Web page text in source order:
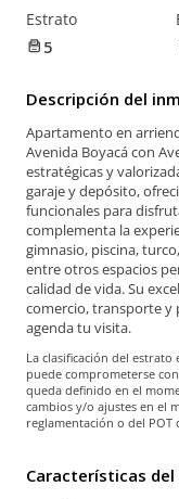
Estrato
5
Descripción del
Apartamento en
Avenida Boyacá con
estratégicas y
garaje y depósito,
funcionales para
complementa la
gimnasio, piscina,
entre otros espacios
calidad de vida. Su
comercio, transporte y
agenda tu visita.
La clasificación del
puede comprometerse
queda definido en el
cambios y/o ajustes en el
reglamentación o del POT
Características del